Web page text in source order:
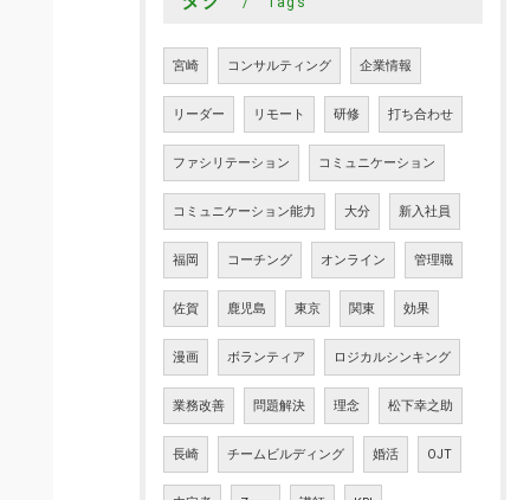
宮崎 コンサルティング 企業情報
リーダー リモート 研修 打ち合わせ
ファシリテーション コミュニケーション
コミュニケーション能力 大分 新入社員
福岡 コーチング オンライン 管理職
佐賀 鹿児島 東京 関東 効果
漫画 ボランティア ロジカルシンキング
業務改善 問題解決 理念 松下幸之助
長崎 チームビルディング 婚活 OJT